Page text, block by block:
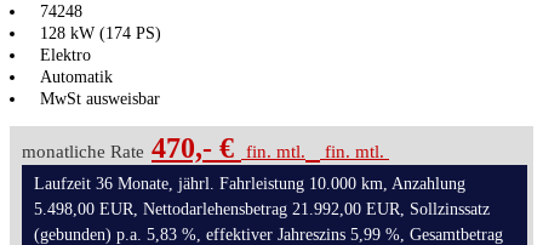
74248
128 kW (174 PS)
Elektro
Automatik
MwSt ausweisbar
monatliche Rate 470,- € fin. mtl. fin. mtl.
Laufzeit 36 Monate, jährl. Fahrleistung 10.000 km, Anzahlung
5.498,00 EUR, Nettodarlehensbetrag 21.992,00 EUR, Sollzinssatz
(gebunden) p.a. 5,83 %, effektiver Jahreszins 5,99 %, Gesamtbetrag